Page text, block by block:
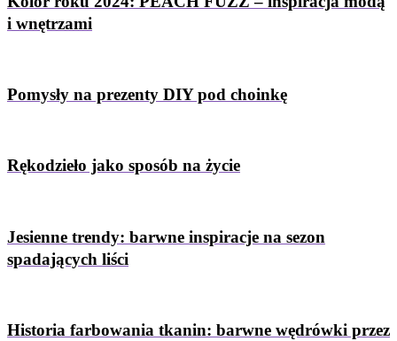
i wnętrzami
Pomysły na prezenty DIY pod choinkę
Rękodzieło jako sposób na życie
Jesienne trendy: barwne inspiracje na sezon
spadających liści
Historia farbowania tkanin: barwne wędrówki przez